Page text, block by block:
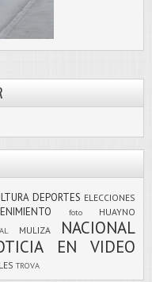
DEPORTES ELECCIONES
foto HUAYNO
MULIZA
NACIONAL
EN VIDEO
TROVA